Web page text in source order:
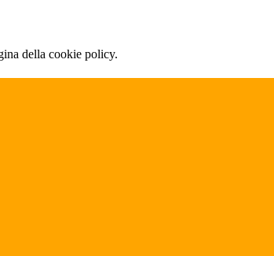
della cookie policy.